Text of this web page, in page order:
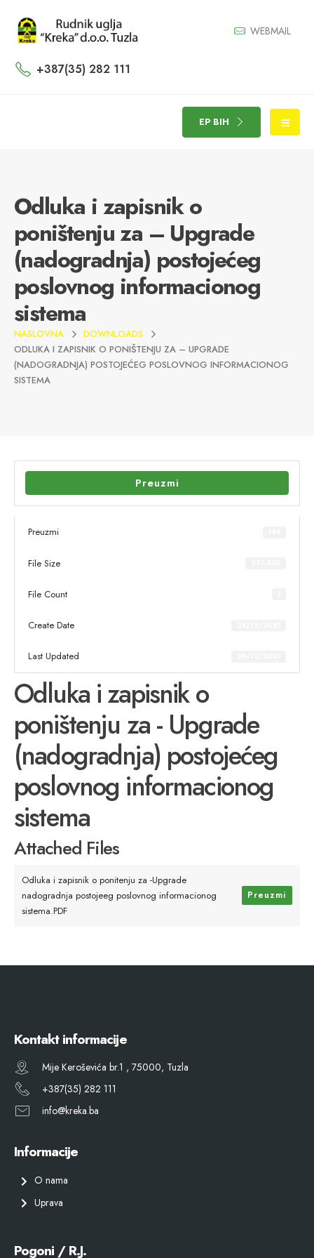
WEBMAIL
+387(35) 282 111
EP BIH
Odluka i zapisnik o
poništenju za – Upgrade
(nadogradnja) postojećeg
poslovnog informacionog
sistema
NASLOVNA
DOWNLOADS
ODLUKA I ZAPISNIK O PONIŠTENJU ZA – UPGRADE
(NADOGRADNJA) POSTOJEĆEG POSLOVNOG INFORMACIONOG
SISTEMA
Preuzmi
Preuzmi
File Size
File Count
Create Date
Last Updated
Odluka i zapisnik o
poništenju za - Upgrade
(nadogradnja) postojećeg
poslovnog informacionog
sistema
Attached Files
Odluka i zapisnik o ponitenju za -Upgrade
nadogradnja postojeeg poslovnog informacionog
sistema.PDF
Preuzmi
Kontakt informacije
Mije Keroševića br.1 , 75000, Tuzla
+387(35) 282 111
info@kreka.ba
Informacije
O nama
Uprava
Pogoni / R.J.